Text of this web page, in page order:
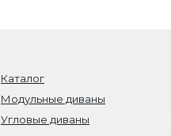
Угловые диваны
Модульные диваны
Каталог